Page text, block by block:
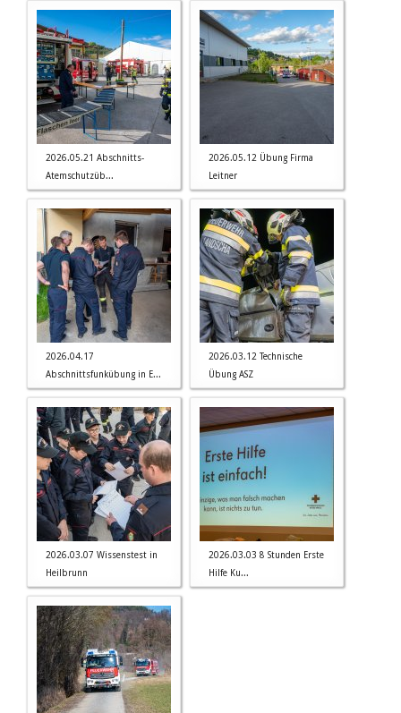
2026.05.21 Abschnitts-
Atemschutzüb...
2026.05.12 Übung Firma
Leitner
2026.04.17
Abschnittsfunkübung in E...
2026.03.12 Technische
Übung ASZ
2026.03.07 Wissenstest in
Heilbrunn
2026.03.03 8 Stunden Erste
Hilfe Ku...